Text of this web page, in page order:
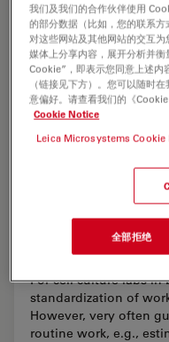
Standardize the
with PAULA
For cell culture labs in
standardization of
However, very often
routine work, e.g.,
我们及我们的合作伙伴使用
的部分数据（比如，您的联系
对这些网站及其他网站的交互
媒体上分享内容，展开分析并
Cookie”，即表示您同意上述内
（链接见下方）。您可以随时
意偏好。请查看我们的《
Cookie Notice
Leica Microsystems Cookie
全部拒绝